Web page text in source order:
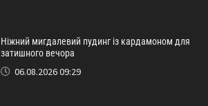
Ніжний мигдалевий пудинг із кардамоном для
затишного вечора
06.08.2026 09:29